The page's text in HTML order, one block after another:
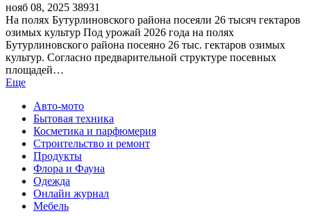
нояб 08, 2025 38931
На полях Бутурлиновского района посеяли 26 тысяч гектаров
озимых культур Под урожай 2026 года на полях
Бутурлиновского района посеяно 26 тыс. гектаров озимых
культур. Согласно предварительной структуре посевных
площадей…
Еще
Авто-мото
Бытовая техника
Косметика и парфюмерия
Строительство и ремонт
Продукты
Флора и Фауна
Одежда
Онлайн журнал
Мебель